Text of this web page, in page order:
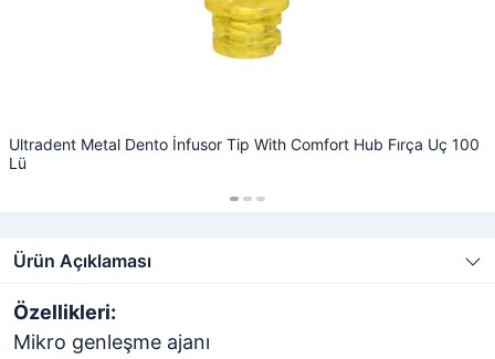
Ultradent Metal Dento İnfusor Tip With Comfort Hub Fırça Uç 100
Lü
Ürün Açıklaması
Özellikleri:
Mikro genleşme ajanı